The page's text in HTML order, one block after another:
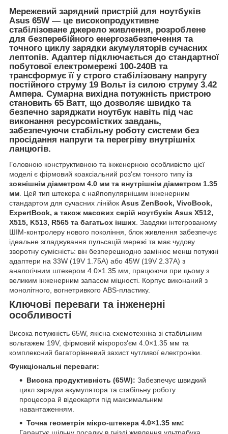
Мережевий зарядний пристрій для ноутбуків
Asus 65W — це високопродуктивне
стабілізоване джерело живлення, розроблене
для безперебійного енергозабезпечення та
точного циклу зарядки акумуляторів сучасних
лептопів. Адаптер підключається до стандартної
побутової електромережі 100-240В та
трансформує її у строго стабілізовану напругу
постійного струму 19 Вольт із силою струму 3.42
Ампера. Сумарна вихідна потужність пристрою
становить 65 Ватт, що дозволяє швидко та
безпечно заряджати ноутбук навіть під час
виконання ресурсомістких завдань,
забезпечуючи стабільну роботу системи без
просідання напруги та перегріву внутрішніх
ланцюгів.
Головною конструктивною та інженерною особливістю цієї
моделі є фірмовий коаксіальний роз'єм тонкого типу із
зовнішнім діаметром 4.0 мм та внутрішнім діаметром 1.35
мм. Цей тип штекера є найпопулярнішим інженерним
стандартом для сучасних лінійок Asus ZenBook, VivoBook,
ExpertBook, а також масових серій ноутбуків Asus X512,
X515, K513, R565 та багатьох інших. Завдяки інтегрованому
ШІМ-контролеру нового покоління, блок живлення забезпечує
ідеальне згладжування пульсацій мережі та має чудову
зворотну сумісність: він безперешкодно замінює менш потужні
адаптери на 33W (19V 1.75A) або 45W (19V 2.37A) з
аналогічним штекером 4.0×1.35 мм, працюючи при цьому з
великим інженерним запасом міцності. Корпус виконаний з
монолітного, вогнетривкого ABS-пластику.
Ключові переваги та інженерні
особливості
Висока потужність 65W, якісна схемотехніка зі стабільним
вольтажем 19V, фірмовий мікророз'єм 4.0×1.35 мм та
комплексний багаторівневий захист чутливої електроніки.
Функціональні переваги:
Висока продуктивність (65W): Забезпечує швидкий
цикл зарядки акумулятора та стабільну роботу
процесора й відеокарти під максимальним
навантаженням.
Точна геометрія мікро-штекера 4.0×1.35 мм: